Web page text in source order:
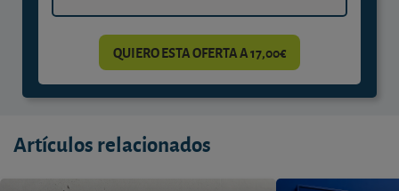
QUIERO ESTA OFERTA A 17,00€
Artículos relacionados